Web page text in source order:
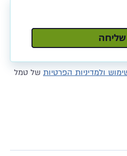
שלח
שליחה
ולמדיניות הפרטיות של טמל